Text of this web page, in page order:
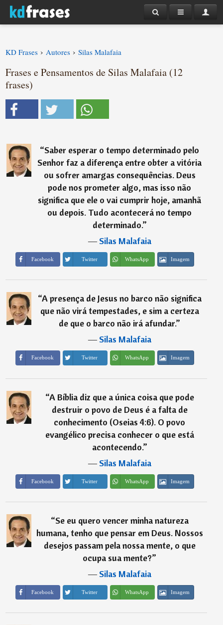
KD Frases › Autores › Silas Malafaia
Frases e Pensamentos de Silas Malafaia (12
frases)
“Saber esperar o tempo determinado pelo
Senhor faz a diferença entre obter a vitória
ou sofrer amargas consequências. Deus
pode nos prometer algo, mas isso não
significa que ele o vai cumprir hoje, amanhã
ou depois. Tudo acontecerá no tempo
determinado.”
―Silas Malafaia
Facebook Twitter WhatsApp Imagem
“A presença de Jesus no barco não significa
que não virá tempestades, e sim a certeza
de que o barco não irá afundar.”
―Silas Malafaia
Facebook Twitter WhatsApp Imagem
“A Bíblia diz que a única coisa que pode
destruir o povo de Deus é a falta de
conhecimento (Oseias 4:6). O povo
evangélico precisa conhecer o que está
acontecendo.”
―Silas Malafaia
Facebook Twitter WhatsApp Imagem
“Se eu quero vencer minha natureza
humana, tenho que pensar em Deus. Nossos
desejos passam pela nossa mente, o que
ocupa sua mente?”
―Silas Malafaia
Facebook Twitter WhatsApp Imagem